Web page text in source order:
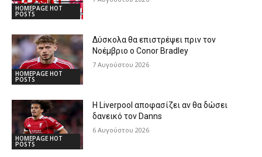
HOMEPAGE HOT
POSTS
HOMEPAGE HOT
POSTS
Δύσκολα θα επιστρέψει πριν τον
Νοέμβριο ο Conor Bradley
7 Αυγούστου 2026
HOMEPAGE HOT
POSTS
Η Liverpool αποφασίζει αν θα δώσει
δανεικό τον Danns
6 Αυγούστου 2026